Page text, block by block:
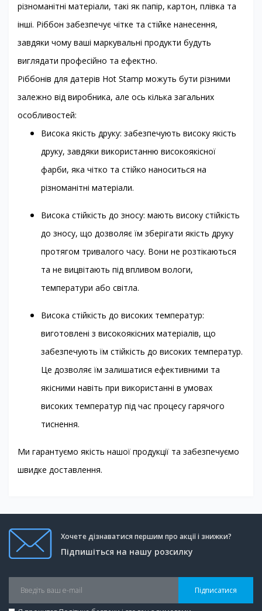
різноманітні матеріали, такі як папір, картон, плівка та
інші. Ріббон забезпечує чітке та стійке нанесення,
завдяки чому ваші маркувальні продукти будуть
виглядати професійно та ефектно.
Ріббонів для датерів Hot Stamp можуть бути різними
залежно від виробника, але ось кілька загальних
особливостей:
Висока якість друку: забезпечують високу якість
друку, завдяки використанню високоякісної
фарби, яка чітко та стійко наноситься на
різноманітні матеріали.
Висока стійкість до зносу: мають високу стійкість
до зносу, що дозволяє їм зберігати якість друку
протягом тривалого часу. Вони не розтікаються
та не вицвітають під впливом вологи,
температури або світла.
Висока стійкість до високих температур:
виготовлені з високоякісних матеріалів, що
забезпечують їм стійкість до високих температур.
Це дозволяє їм залишатися ефективними та
якісними навіть при використанні в умовах
високих температур під час процесу гарячого
тиснення.
Ми гарантуємо якість нашої продукції та забезпечуємо
швидке доставлення.
Хочете дізнаватися першим про акції і знижки?
Підпишіться на нашу розсилку
Підписатися